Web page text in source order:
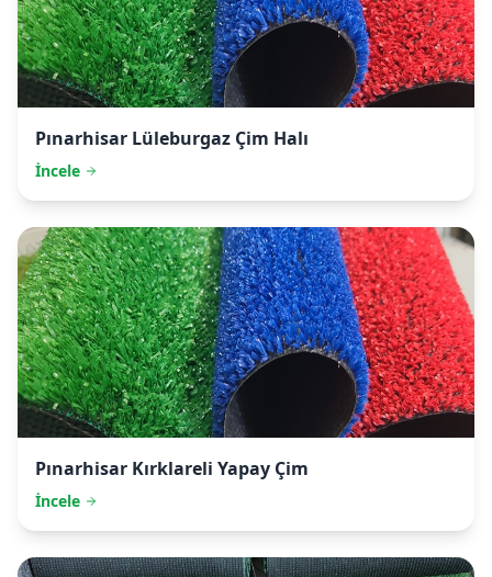
Pınarhisar Lüleburgaz Çim Halı
İncele
Pınarhisar Kırklareli Yapay Çim
İncele